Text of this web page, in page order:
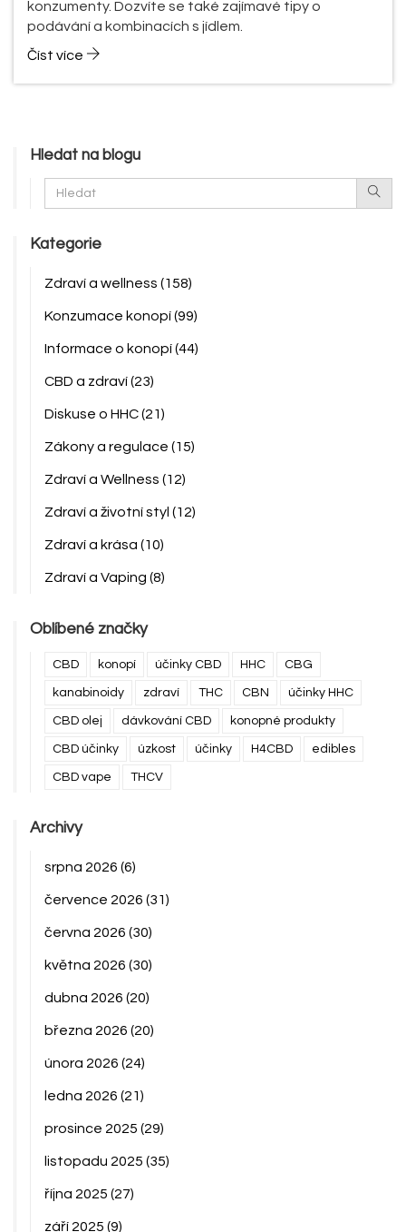
konzumenty. Dozvíte se také zajímavé tipy o
podávání a kombinacích s jídlem.
Číst více
Hledat na blogu
Kategorie
Zdraví a wellness (158)
Konzumace konopí(99)
Informace o konopí(44)
CBD a zdraví(23)
Diskuse o HHC(21)
Zákony a regulace (15)
Zdraví a Wellness (12)
Zdraví a životní styl (12)
Zdraví a krása (10)
Zdraví a Vaping (8)
Oblíbené značky
CBD konopí účinky CBD HHC CBG
kanabinoidy zdraví THC CBN účinky HHC
CBD olej dávkování CBD konopné produkty
CBD účinky úzkost účinky H4CBD edibles
CBD vape THCV
Archivy
srpna 2026 (6)
července 2026 (31)
června 2026 (30)
května 2026 (30)
dubna 2026 (20)
března 2026 (20)
února 2026 (24)
ledna 2026 (21)
prosince 2025 (29)
listopadu 2025 (35)
října 2025 (27)
září 2025 (9)